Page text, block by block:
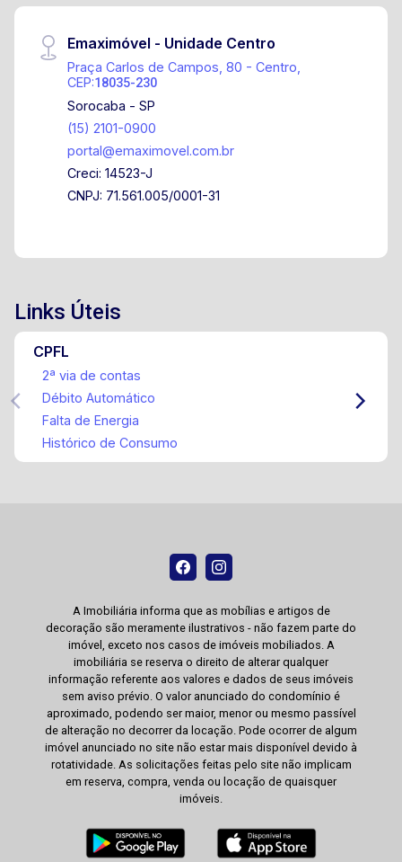
Emaximóvel - Unidade Centro
Praça Carlos de Campos, 80 - Centro,
CEP:18035-230
Sorocaba - SP
(15) 2101-0900
portal@emaximovel.com.br
Creci: 14523-J
CNPJ: 71.561.005/0001-31
Links Úteis
CPFL
2ª via de contas
Débito Automático
Falta de Energia
Histórico de Consumo
A Imobiliária informa que as mobílias e artigos de
decoração são meramente ilustrativos - não fazem parte do
imóvel, exceto nos casos de imóveis mobiliados. A
imobiliária se reserva o direito de alterar qualquer
informação referente aos valores e dados de seus imóveis
sem aviso prévio. O valor anunciado do condomínio é
aproximado, podendo ser maior, menor ou mesmo passível
de alteração no decorrer da locação. Pode ocorrer de algum
imóvel anunciado no site não estar mais disponível devido à
rotatividade. As solicitações feitas pelo site não implicam
em reserva, compra, venda ou locação de quaisquer
imóveis.